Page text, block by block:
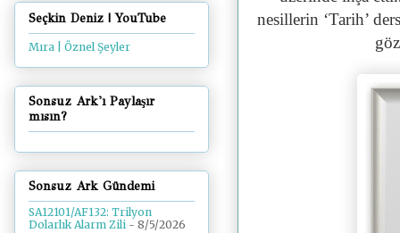
nesillerin ‘Tarih’
Seçkin Deniz | YouTube
Mıra | Öznel Şeyler
Sonsuz Ark'ı Paylaşır
mısın?
Sonsuz Ark Gündemi
SA12101/AF132: Trilyon
Dolarlık Alarm Zili - 8/5/2026